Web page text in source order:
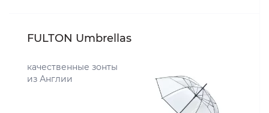
FULTON Umbrellas
качественные зонты
из Англии